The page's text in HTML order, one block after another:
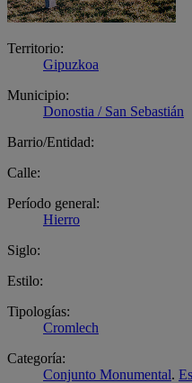
Territorio:
Gipuzkoa
Municipio:
Donostia / San Sebastián
Barrio/Entidad:
Calle:
Período general:
Hierro
Siglo:
Estilo:
Tipologías:
Cromlech
Categoría:
Conjunto Monumental.